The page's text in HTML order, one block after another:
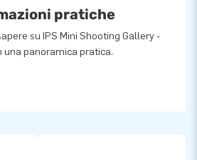
pratiche
su IPS Mini Shooting Gallery -
una panoramica pratica.